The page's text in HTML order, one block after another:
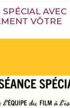
AVEC
VÔTRE